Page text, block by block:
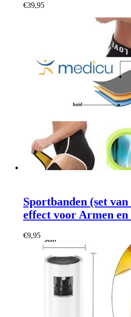
€39,95
Sportbanden (set
effect voor Armen en
€9,95